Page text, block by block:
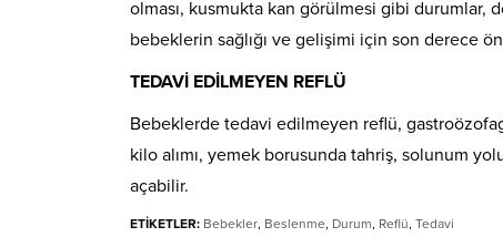
olması, kusmukta kan görülmesi gibi durumlar,
bebeklerin sağlığı ve gelişimi için son derece
TEDAVİ EDİLMEYEN REFLÜ
Bebeklerde tedavi edilmeyen reflü,
kilo alımı, yemek borusunda tahriş, solunum
açabilir.
ETİKETLER: Bebekler, Beslenme, Durum, Reflü, Tedavi